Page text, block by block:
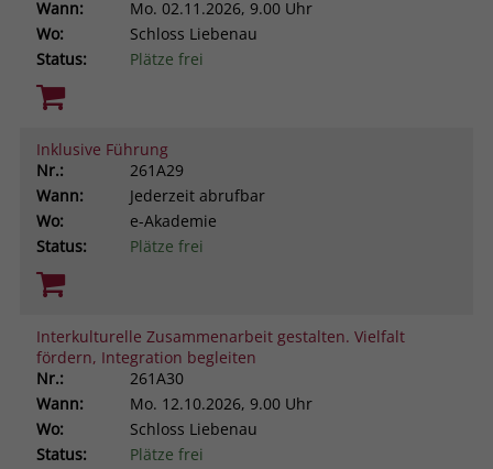
Wann:
Mo. 02.11.2026, 9.00 Uhr
Wo:
Schloss Liebenau
Status:
Plätze frei
Inklusive Führung
Nr.:
261A29
Wann:
Jederzeit abrufbar
Wo:
e-Akademie
Status:
Plätze frei
Interkulturelle Zusammenarbeit gestalten. Vielfalt
fördern, Integration begleiten
Nr.:
261A30
Wann:
Mo. 12.10.2026, 9.00 Uhr
Wo:
Schloss Liebenau
Status:
Plätze frei